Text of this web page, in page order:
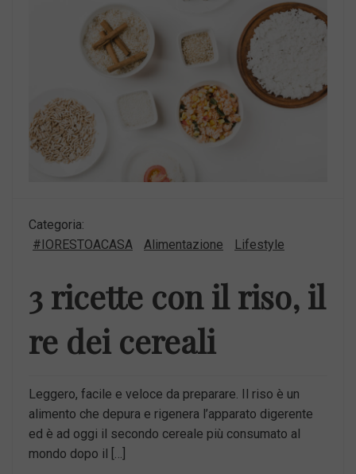
Categoria:
#IORESTOACASA
Alimentazione Lifestyle
3 ricette con il riso, il
re dei cereali
Leggero, facile e veloce da preparare. Il riso è un
alimento che depura e rigenera l’apparato digerente
ed è ad oggi il secondo cereale più consumato al
mondo dopo il […]